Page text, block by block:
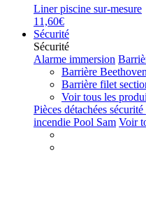
Liner piscine sur-mesure
11,60€
Sécurité
Sécurité
Alarme immersion
Barrière Beethoven
Barrière filet
Voir tous les
Pièces détachées
incendie Pool Sam Voir